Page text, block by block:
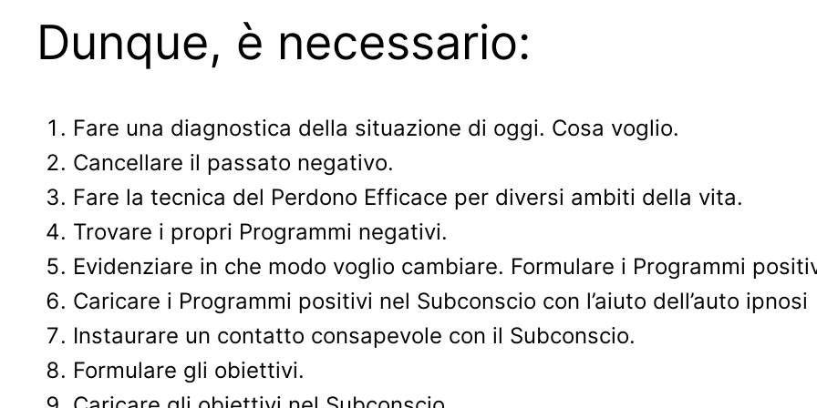
Dunque, è necessario:
Fare una diagnostica della situazione di oggi. Cosa voglio.
Cancellare il passato negativo.
Fare la tecnica del Perdono Efficace per diversi ambiti della vita.
Trovare i propri Programmi negativi.
Evidenziare in che modo voglio cambiare. Formulare i Programmi
Caricare i Programmi positivi nel Subconscio con l’aiuto dell’auto ipnosi
Instaurare un contatto consapevole con il Subconscio.
Formulare gli obiettivi.